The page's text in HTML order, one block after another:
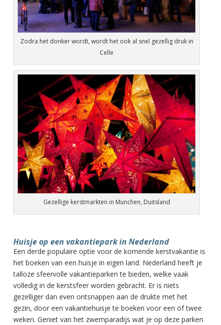
Zodra het donker wordt, wordt het ook al snel gezellig druk in
Celle
Gezellige kerstmarkten in Munchen, Duitsland
Huisje op een vakantiepark in Nederland
Een derde populaire optie voor de komende kerstvakantie is
het boeken van een huisje in eigen land. Nederland heeft je
talloze sfeervolle vakantieparken te bieden, welke vaak
volledig in de kerstsfeer worden gebracht. Er is niets
gezelliger dan even ontsnappen aan de drukte met het
gezin, door een vakantiehuisje te boeken voor een of twee
weken. Geniet van het zwemparadijs wat je op deze parken